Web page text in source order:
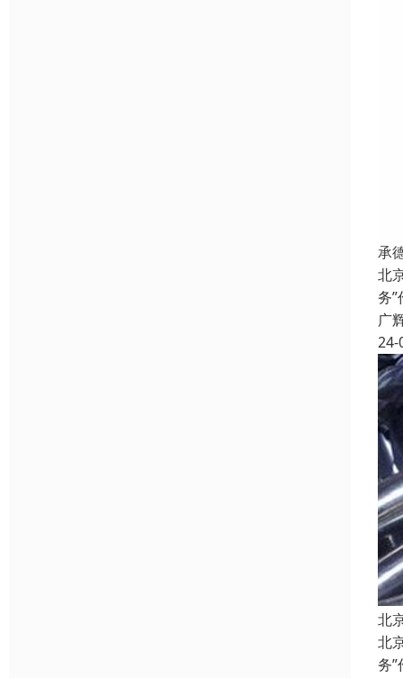
承
北
务
广
24-
北
北
务